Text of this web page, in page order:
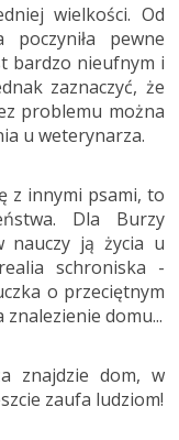
wielkości. Od
pewne
bardzo nieufnym i
zaznaczyć, że
problemu można
u weterynarza.
z innymi psami, to
Dla Burzy
nauczy ją życia u
schroniska -
o przeciętnym
znalezienie domu...
znajdzie dom, w
zaufa ludziom!